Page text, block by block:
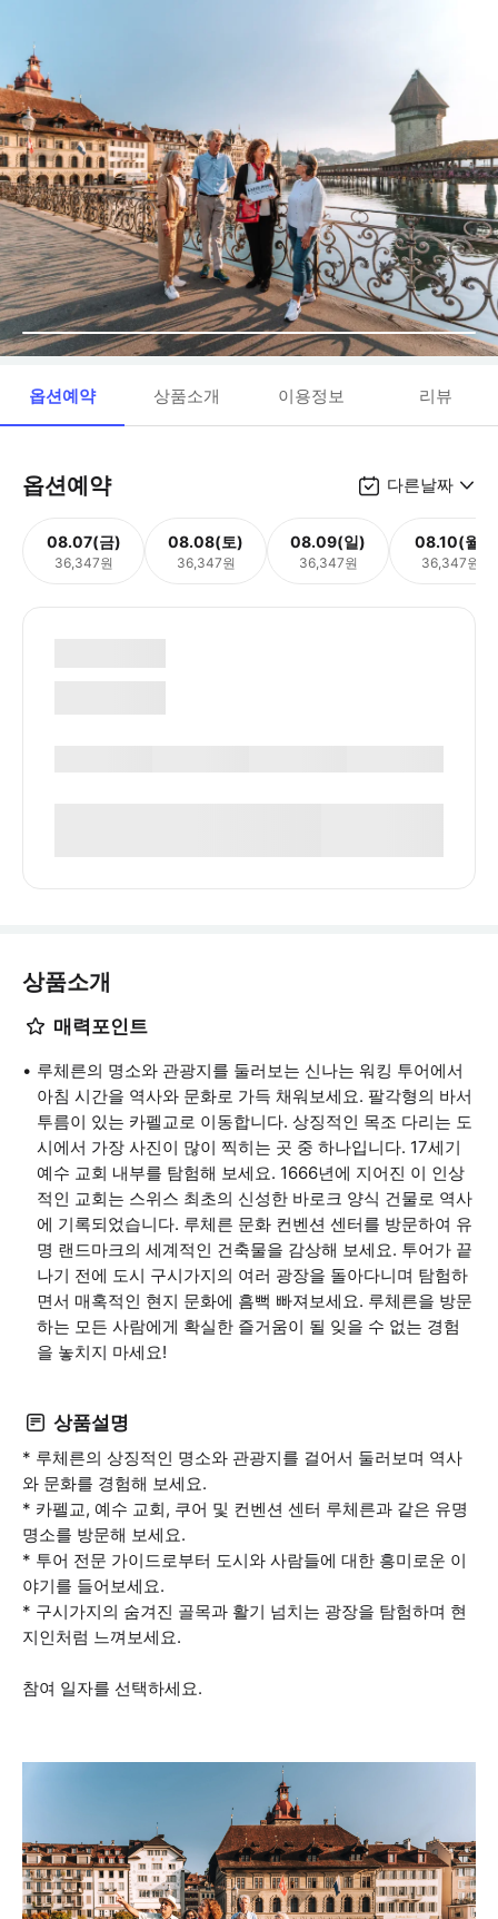
옵션예약 상품소개 이용정보 리뷰
옵션예약 다른날짜
08.07(금)
36,347원
08.08(토)
36,347원
08.09(일)
36,347원
08.10(월)
36,347원
상품소개
매력포인트
루체른의 명소와 관광지를 둘러보는 신나는 워킹 투어에서
아침 시간을 역사와 문화로 가득 채워보세요. 팔각형의 바서
투름이 있는 카펠교로 이동합니다. 상징적인 목조 다리는 도
시에서 가장 사진이 많이 찍히는 곳 중 하나입니다. 17세기
예수 교회 내부를 탐험해 보세요. 1666년에 지어진 이 인상
적인 교회는 스위스 최초의 신성한 바로크 양식 건물로 역사
에 기록되었습니다. 루체른 문화 컨벤션 센터를 방문하여 유
명 랜드마크의 세계적인 건축물을 감상해 보세요. 투어가 끝
나기 전에 도시 구시가지의 여러 광장을 돌아다니며 탐험하
면서 매혹적인 현지 문화에 흠뻑 빠져보세요. 루체른을 방문
하는 모든 사람에게 확실한 즐거움이 될 잊을 수 없는 경험
을 놓치지 마세요!
상품설명
* 루체른의 상징적인 명소와 관광지를 걸어서 둘러보며 역사
와 문화를 경험해 보세요.
* 카펠교, 예수 교회, 쿠어 및 컨벤션 센터 루체른과 같은 유명
명소를 방문해 보세요.
* 투어 전문 가이드로부터 도시와 사람들에 대한 흥미로운 이
야기를 들어보세요.
* 구시가지의 숨겨진 골목과 활기 넘치는 광장을 탐험하며 현
지인처럼 느껴보세요.
참여 일자를 선택하세요.